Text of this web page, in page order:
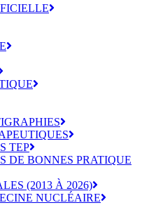
TEP
DE BONNES PRATIQUE
(2013 À 2026)
NUCLÉAIRE